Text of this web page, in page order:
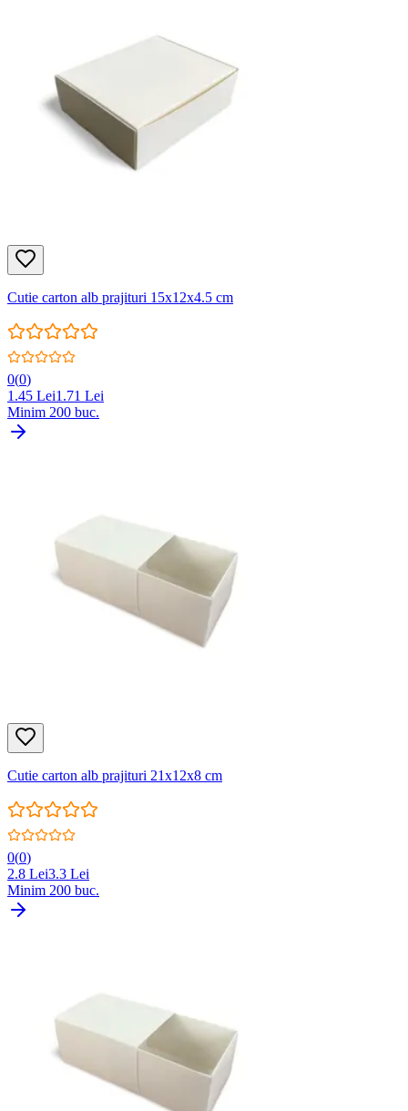
Cutie carton alb prajituri 15x12x4.5 cm
0(0)
1.45 Lei1.71 Lei
Minim 200 buc.
Cutie carton alb prajituri 21x12x8 cm
0(0)
2.8 Lei3.3 Lei
Minim 200 buc.